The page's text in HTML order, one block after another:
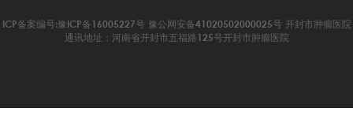
ICP备案编号:豫ICP备16005227号 豫公网安备41020502000025号 开封市肿瘤医院
通讯地址：河南省开封市五福路125号开封市肿瘤医院